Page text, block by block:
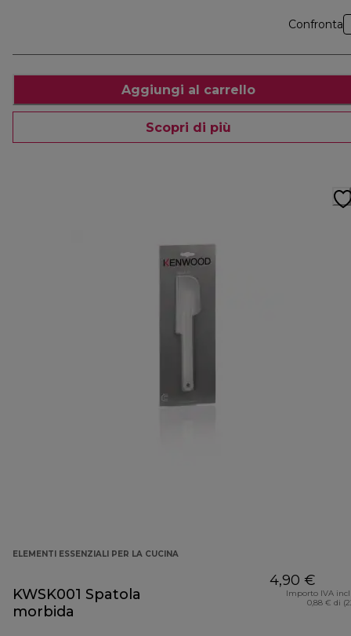
Confronta
Aggiungi al carrello
Scopri di più
ELEMENTI ESSENZIALI PER LA CUCINA
KWSK001 Spatola
morbida
4,90 €
Importo IVA
0,88 € di